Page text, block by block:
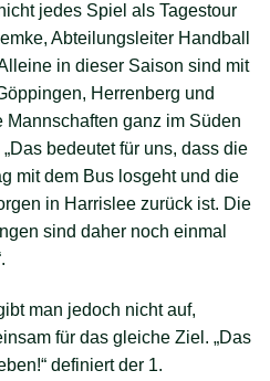
jedes Spiel als Tagestour
Abteilungsleiter Handball
in dieser Saison sind mit
Herrenberg und
Mannschaften ganz im Süden
bedeutet für uns, dass die
mit dem Bus losgeht und die
in Harrislee zurück ist. Die
sind daher noch einmal
man jedoch nicht auf,
für das gleiche Ziel. „Das
definiert der 1.